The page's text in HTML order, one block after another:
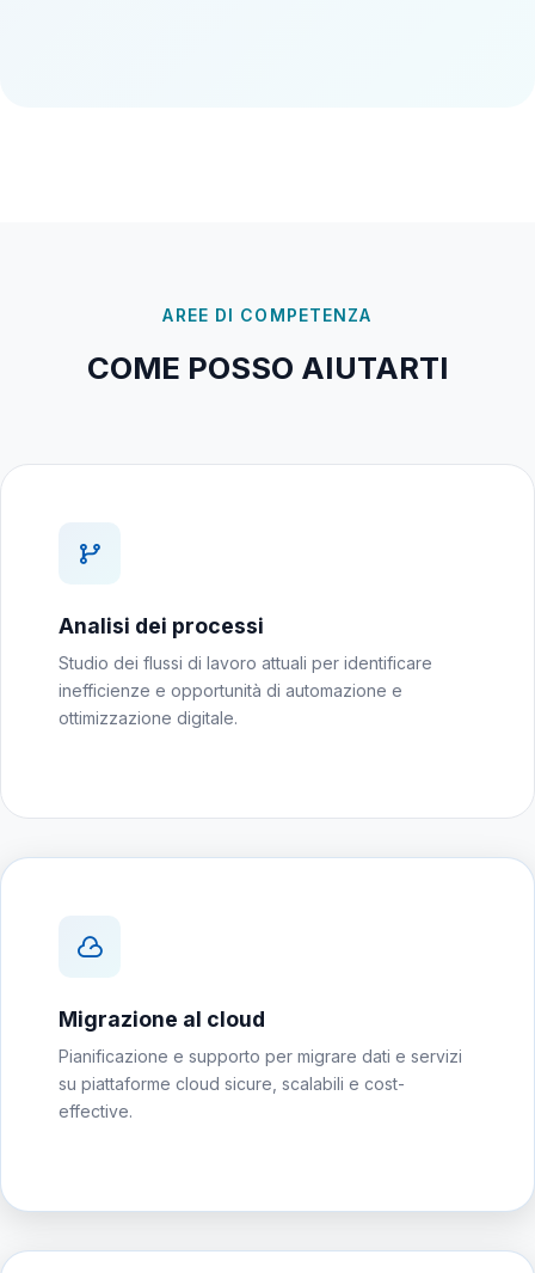
AREE DI COMPETENZA
COME POSSO AIUTARTI
Analisi dei processi
Studio dei flussi di lavoro attuali per identificare
inefficienze e opportunità di automazione e
ottimizzazione digitale.
Migrazione al cloud
Pianificazione e supporto per migrare dati e servizi
su piattaforme cloud sicure, scalabili e cost-
effective.